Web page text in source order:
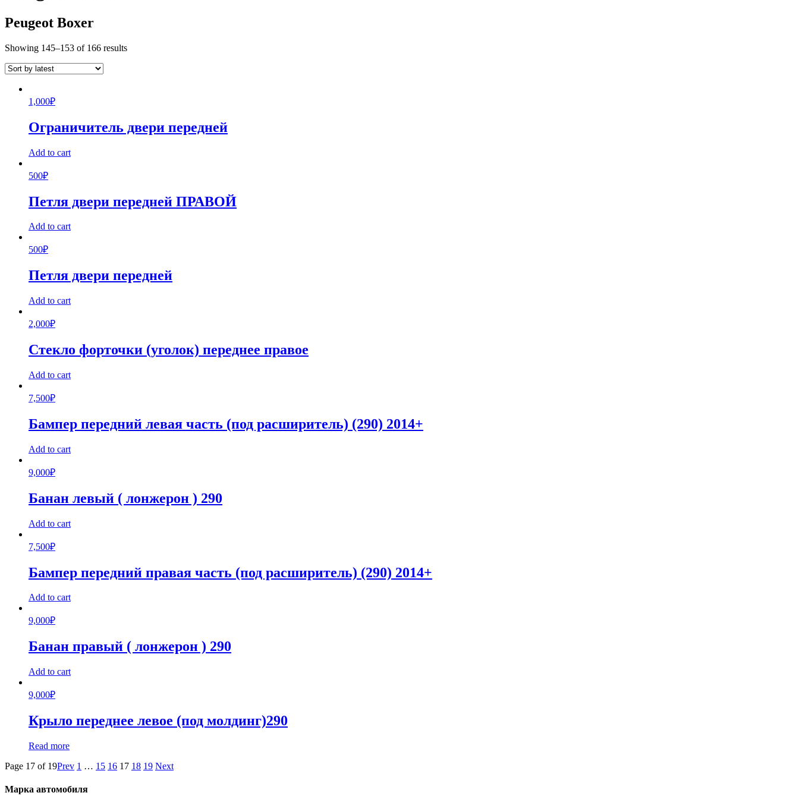
Peugeot Boxer
Showing 145–153 of 166 results
1,000₽
Ограничитель двери передней
Add to cart
500₽
Петля двери передней ПРАВОЙ
Add to cart
500₽
Петля двери передней
Add to cart
2,000₽
Стекло форточки (уголок) переднее правое
Add to cart
7,500₽
Бампер передний левая часть (под расширитель) (290) 2014+
Add to cart
9,000₽
Банан левый ( лонжерон ) 290
Add to cart
7,500₽
Бампер передний правая часть (под расширитель) (290) 2014+
Add to cart
9,000₽
Банан правый ( лонжерон ) 290
Add to cart
9,000₽
Крыло переднее левое (под молдинг)290
Read more
Page 17 of 19Prev 1 … 15 16 17 18 19 Next
Марка автомобиля